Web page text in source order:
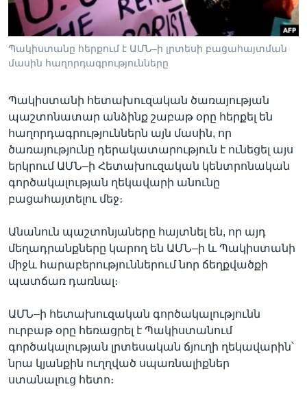
Լեզուներ
Պակիստանը հերքում է ԱՄՆ–ի լրտեսի բացահայտման
մասին հաղորդագրությունները
Պակիստանի հետախուզական ծառայության
պաշտոնատար անձինք շաբաթ օրը հերքել են
հաղորդագրություններն այն մասին, որ
ծառայությունը դերակատարություն է ունեցել այս
երկրում ԱՄՆ–ի Հետախուզական կենտրոնական
գործակալության ղեկավարի անունը
բացահայտելու մեջ։
Անանուն պաշտոնյաները հայտնել են, որ այդ
մեղադրանքները կարող են ԱՄՆ–ի և Պակիստանի
միջև հարաբերություններում նոր ճեղքվածքի
պատճառ դառնալ։
ԱՄՆ–ի հետախուզական գործակալությունն
ուրբաթ օրը հեռացրել է Պակիստանում
գործակալության լրտեսական ճյուղի ղեկավարին՝
նրա կյանքին ուղղված սպառնալիքներ
ստանալուց հետո։